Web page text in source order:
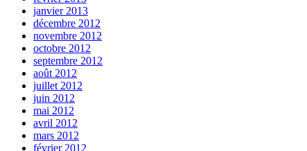
janvier 2013
décembre 2012
novembre 2012
octobre 2012
septembre 2012
août 2012
juillet 2012
juin 2012
mai 2012
avril 2012
mars 2012
février 2012